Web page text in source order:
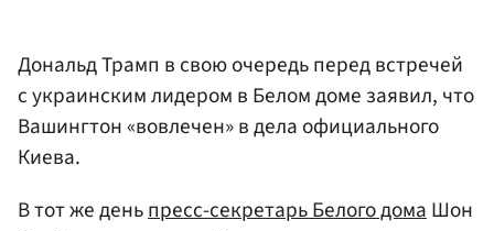
Дональд Трамп в свою очередь перед встречей
с украинским лидером в Белом доме заявил, что
Вашингтон «вовлечен» в дела официального
Киева.
В тот же деньпресс-секретарь Белого дома Шон